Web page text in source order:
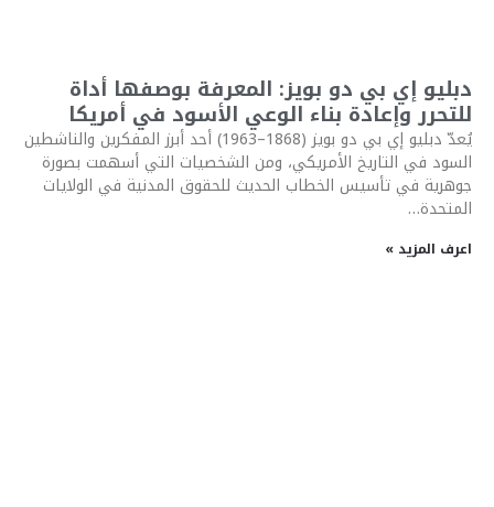
دبليو إي بي دو بويز: المعرفة بوصفها أداة
للتحرر وإعادة بناء الوعي الأسود في أمريكا
يُعدّ دبليو إي بي دو بويز (1868–1963) أحد أبرز المفكرين والناشطين
السود في التاريخ الأمريكي، ومن الشخصيات التي أسهمت بصورة
جوهرية في تأسيس الخطاب الحديث للحقوق المدنية في الولايات
المتحدة…
اعرف المزيد »